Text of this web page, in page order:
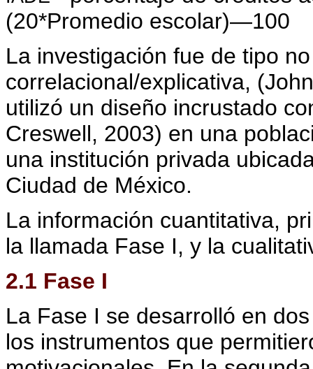
(20*Promedio escolar)―100
La investigación fue de tipo
correlacional/explicativa,
utilizó un diseño incrustado
Creswell, 2003) en una
una institución privada
Ciudad de México.
La información cuantitativa,
la llamada Fase I, y la
2.1 Fase I
La Fase I se desarrolló en
los instrumentos que